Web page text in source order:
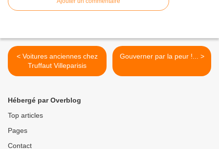
< Voitures anciennes chez
Truffaut Villeparisis
Gouverner par la peur !... >
Hébergé par Overblog
Top articles
Pages
Contact